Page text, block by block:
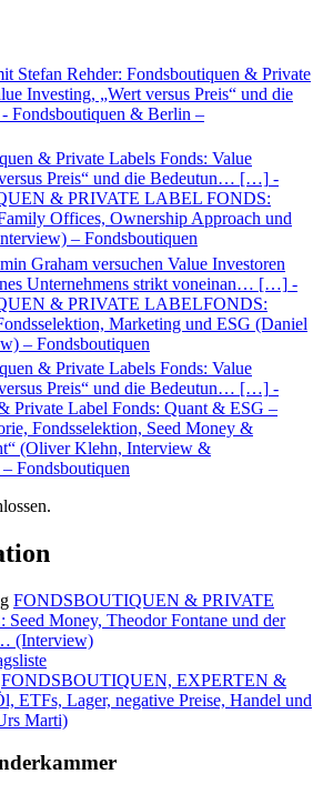
Stefan Rehder: Fondsboutiquen & Private
Investing, „Wert versus Preis“ und die
- Fondsboutiquen & Berlin –
& Private Labels Fonds: Value
Preis“ und die Bedeutun… […] -
& PRIVATE LABEL FONDS:
Offices, Ownership Approach und
– Fondsboutiquen
Graham versuchen Value Investoren
Unternehmens strikt voneinan… […] -
& PRIVATE LABELFONDS:
Marketing und ESG (Daniel
– Fondsboutiquen
& Private Labels Fonds: Value
Preis“ und die Bedeutun… […] -
Private Label Fonds: Quant & ESG –
Fondsselektion, Seed Money &
(Oliver Klehn, Interview &
Fondsboutiquen
FONDSBOUTIQUEN & PRIVATE
Money, Theodor Fontane und der
(Interview)
FONDSBOUTIQUEN, EXPERTEN &
ETFs, Lager, negative Preise, Handel und
Marti)